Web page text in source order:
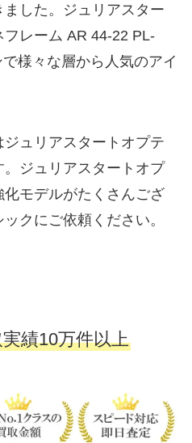
した。ジュリアスター
フレーム AR 44-22 PL-
様々な層から人気のアイ
ュリアスタートオプテ
。ジュリアスタートオプ
モデルがたくさんござ
クにご依頼ください。
績10万件以上